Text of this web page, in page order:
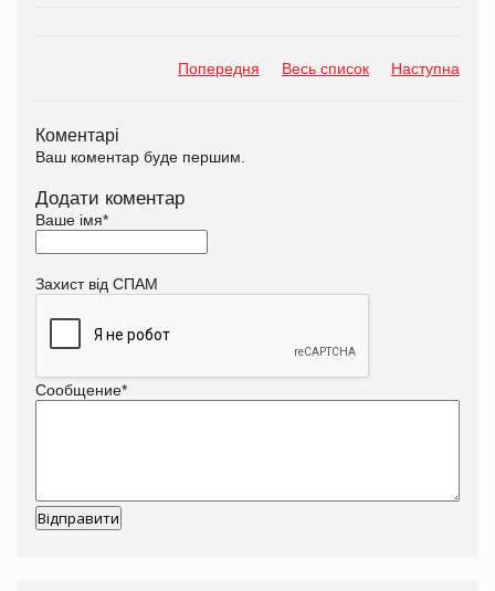
Попередня Весь список Наступна
Коментарі
Ваш коментар буде першим.
Додати коментар
Ваше імя*
Захист від СПАМ
Сообщение*